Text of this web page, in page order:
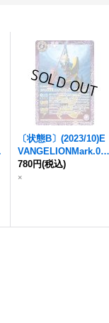
〔状態B〕(2023/10)E
VANGELION Mark.06-
カシウスの槍-
B21-X01}《紫》
780円(税込)
×